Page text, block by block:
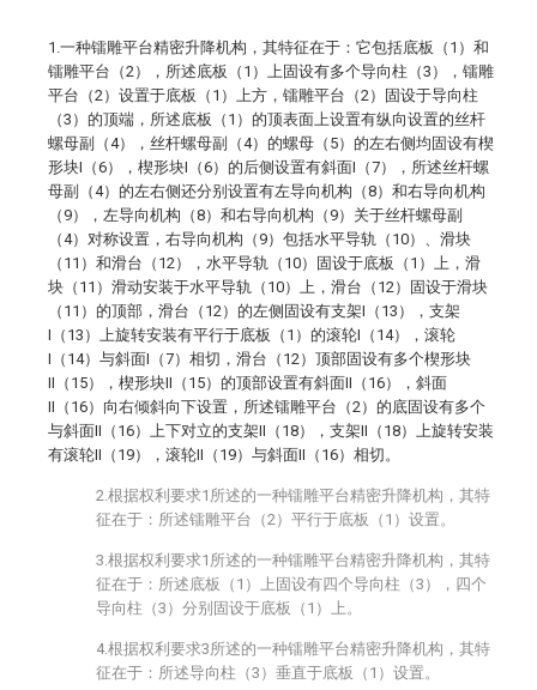
1.一种镭雕平台精密升降机构，其特征在于：它包括底板（1）和
镭雕平台（2），所述底板（1）上固设有多个导向柱（3），镭雕
平台（2）设置于底板（1）上方，镭雕平台（2）固设于导向柱
（3）的顶端，所述底板（1）的顶表面上设置有纵向设置的丝杆
螺母副（4），丝杆螺母副（4）的螺母（5）的左右侧均固设有楔
形块I（6），楔形块I（6）的后侧设置有斜面I（7），所述丝杆螺
母副（4）的左右侧还分别设置有左导向机构（8）和右导向机构
（9），左导向机构（8）和右导向机构（9）关于丝杆螺母副
（4）对称设置，右导向机构（9）包括水平导轨（10）、滑块
（11）和滑台（12），水平导轨（10）固设于底板（1）上，滑
块（11）滑动安装于水平导轨（10）上，滑台（12）固设于滑块
（11）的顶部，滑台（12）的左侧固设有支架I（13），支架
I（13）上旋转安装有平行于底板（1）的滚轮I（14），滚轮
I（14）与斜面I（7）相切，滑台（12）顶部固设有多个楔形块
II（15），楔形块II（15）的顶部设置有斜面II（16），斜面
II（16）向右倾斜向下设置，所述镭雕平台（2）的底固设有多个
与斜面II（16）上下对立的支架II（18），支架II（18）上旋转安装
有滚轮II（19），滚轮II（19）与斜面II（16）相切。
2.根据权利要求1所述的一种镭雕平台精密升降机构，其特
征在于：所述镭雕平台（2）平行于底板（1）设置。
3.根据权利要求1所述的一种镭雕平台精密升降机构，其特
征在于：所述底板（1）上固设有四个导向柱（3），四个
导向柱（3）分别固设于底板（1）上。
4.根据权利要求3所述的一种镭雕平台精密升降机构，其特
征在于：所述导向柱（3）垂直于底板（1）设置。